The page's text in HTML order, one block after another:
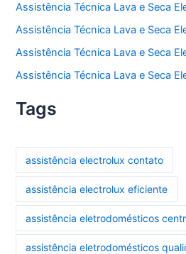
Assistência Técnica Lava e Seca
Assistência Técnica Lava e Seca
Assistência Técnica Lava e Seca
Assistência Técnica Lava e Seca
Tags
assistência electrolux contato
assistência electrolux eficiente
assistência eletrodomésticos
assistência eletrodomésticos